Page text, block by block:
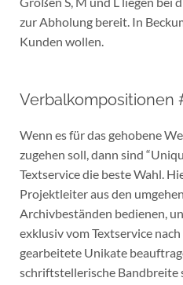
zur Abholung bereit. In
Kunden wollen.
Verbalkompositionen
Wenn es für das gehobene
zugehen soll, dann sind
Textservice die beste Wahl.
Projektleiter aus den
Archivbeständen bedienen,
exklusiv vom Textservice
gearbeitete Unikate
schriftstellerische Bandbreite